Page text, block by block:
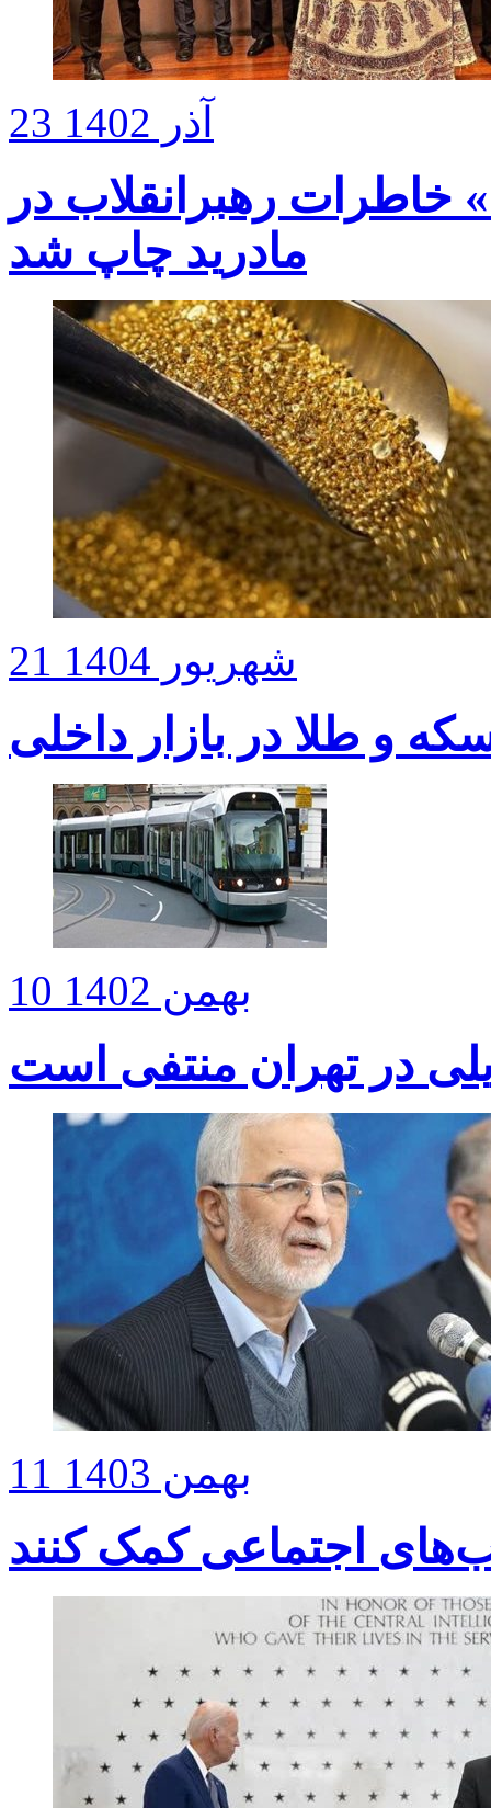
23 آذر 1402
کتاب «سلول شماره ۱۴» خاطرات رهبرانقلاب در
مادرید چاپ شد
21 شهریور 1404
و طلا در بازار داخلی
10 بهمن 1402
در تهران منتفی است
11 بهمن 1403
اجتماعی کمک کنند